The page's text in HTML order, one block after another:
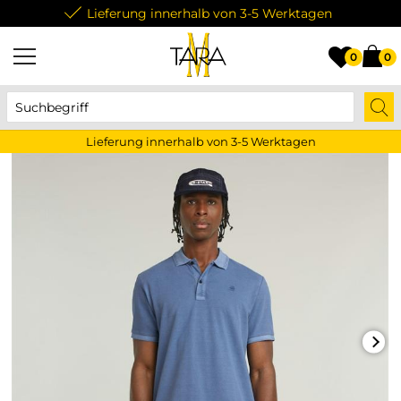
Lieferung innerhalb von 3-5 Werktagen
0 0
Lieferung innerhalb von 3-5 Werktagen